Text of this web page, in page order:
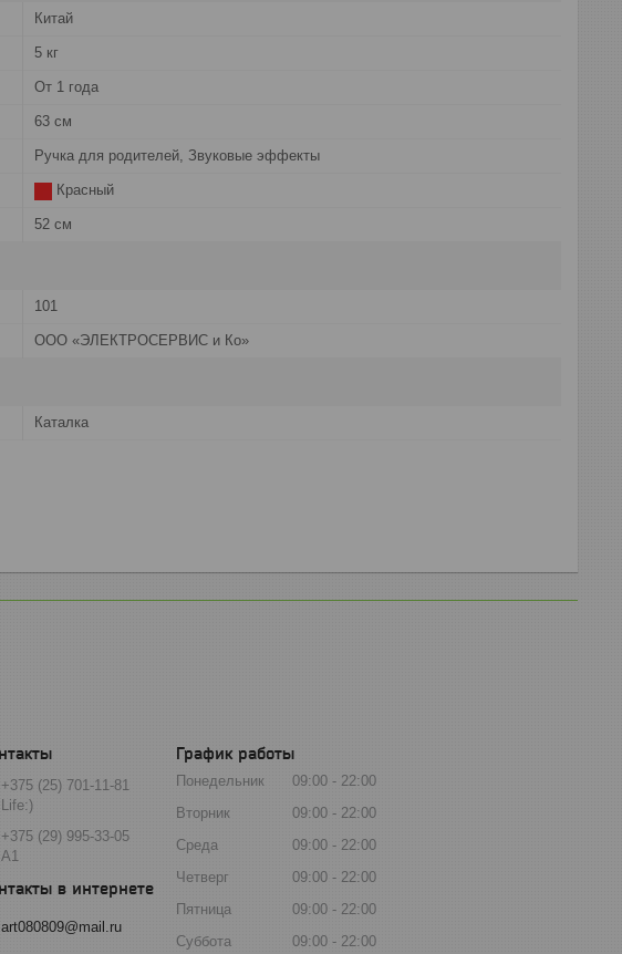
Китай
5 кг
От 1 года
63 см
Ручка для родителей, Звуковые эффекты
Красный
52 см
101
ООО «ЭЛЕКТРОСЕРВИС и Ко»
Каталка
+375 (25) 701-11-81
Life:)
+375 (29) 995-33-05
A1
art080809@mail.ru
График работы
Понедельник 09:00
22:00
Вторник
09:00
22:00
Среда
09:00
22:00
Четверг
09:00
22:00
Пятница
09:00
22:00
Суббота
09:00 22:00